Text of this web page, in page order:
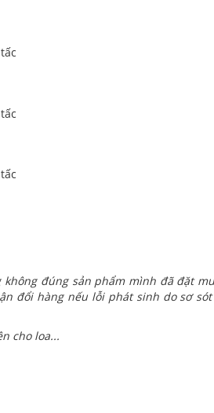
đúng sản phẩm mình đã đặt
đổi hàng nếu lỗi phát sinh do sơ
cho loa...